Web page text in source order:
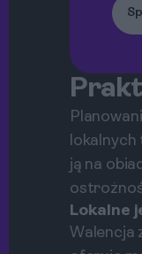
lokalnych
ją na
Lokalne
Walencja